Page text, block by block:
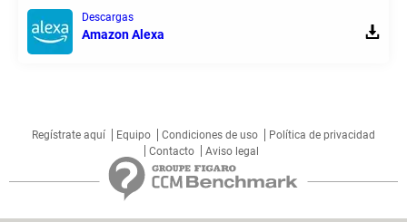
Descargas
Amazon Alexa
Regístrate aquí Equipo Condiciones de uso
Política de privacidad
Contacto
Aviso legal